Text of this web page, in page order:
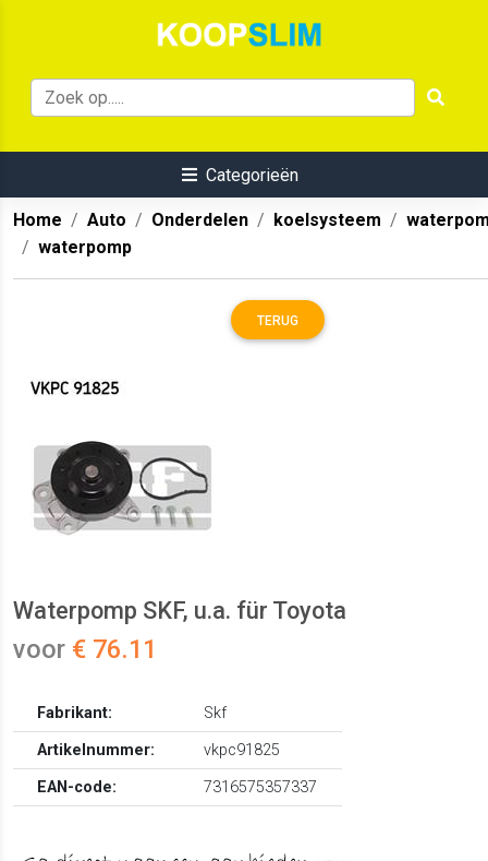
Categorieën
Home Auto Onderdelen koelsysteem
waterpomp
TERUG
Waterpomp SKF, u.a. für Toyota
voor € 76.11
Fabrikant:
Skf
Artikelnummer:
vkpc91825
EAN-code:
7316575357337